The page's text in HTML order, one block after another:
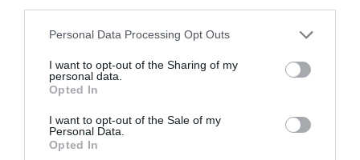
Personal Data Processing Opt Outs
I want to opt-out of the Sharing of my
personal data.
Opted In
I want to opt-out of the Sale of my
Personal Data.
Opted In
tekintetben az egyik legjelentősebb évnek az
1937-es bizonyult, amikor
ELŐBB AZ OLASZ KIRÁLYT, MAJD AZ
OSZTRÁK ÁLLAMFŐT FOGADTÁK ITT
TEKINTÉLYES POMPÁVAL.
III. Viktor Emánuel érkezésekor a magyar